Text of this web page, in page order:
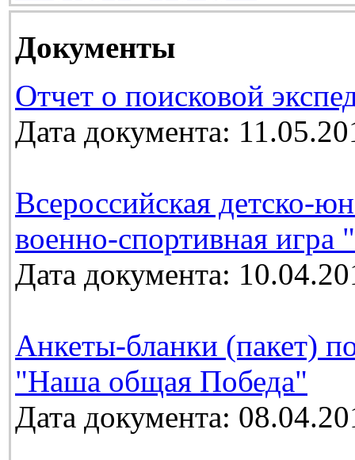
Документы
Отчет о поисковой
Дата документа:
Всероссийская детско-
военно-спортивная
Дата документа:
Анкеты-бланки (пакет)
"Наша общая Победа"
Дата документа: